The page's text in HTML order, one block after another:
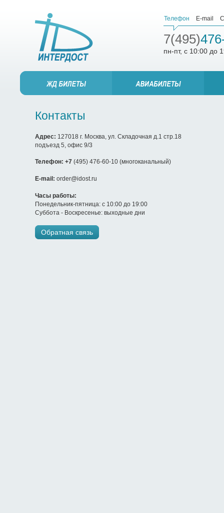
Телефон E-mail
7(495)
пн-пт, с 10:00 до
Контакты
Адрес: 127018 г. Москва, ул. Складочная д.1 стр.18
подъезд 5, офис 9/3
Телефон: +7 (495) 476-60-10 (многоканальный)
E-mail: order@idost.ru
Часы работы:
Понедельник-пятница: с 10:00 до 19:00
Суббота - Воскресенье: выходные дни
Обратная связь